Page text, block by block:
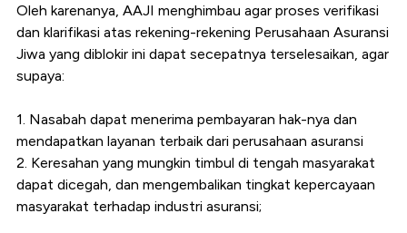
Oleh karenanya, AAJI menghimbau agar proses verifikasi
dan klarifikasi atas rekening-rekening Perusahaan Asuransi
Jiwa yang diblokir ini dapat secepatnya terselesaikan, agar
supaya:
1. Nasabah dapat menerima pembayaran hak-nya dan
mendapatkan layanan terbaik dari perusahaan asuransi
2. Keresahan yang mungkin timbul di tengah masyarakat
dapat dicegah, dan mengembalikan tingkat kepercayaan
masyarakat terhadap industri asuransi;